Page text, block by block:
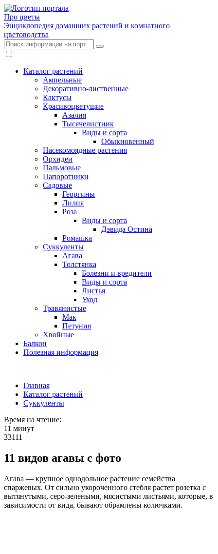
Про цветы
Энциклопедия домашних растений и комнатного
цветоводства
Каталог растений
Ампельные
Декоративно-лиственные
Кактусы
Красивоцветущие
Азалия
Тысячелистник
Виды и сорта
Обыкновенный
Насекомоядные растения
Орхидеи
Пальмовые
Папоротники
Садовые
Георгины
Лилия
Роза
Виды и сорта
Дэвида Остина
Ромашка
Суккуленты
Агава
Толстянка
Болезни и вредители
Виды и сорта
Листья
Уход
Травянистые
Мак
Петуния
Хвойные
Балкон
Полезная информация
Главная
Каталог растений
Суккуленты
Время на чтение:
11 минут
33111
11 видов агавы с фото
Агава — крупное однодольное растение семейства
спаржевых. От сильно укороченного стебля растет розетка с
вытянутыми, серо-зелеными, мясистыми листьями, которые, в
зависимости от вида, бывают обрамлены колючками.